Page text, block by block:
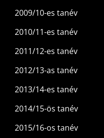
2009/10-es tanév
2010/11-es tanév
2011/12-es tanév
2012/13-as tanév
2013/14-es tanév
2014/15-ös tanév
2015/16-os tanév